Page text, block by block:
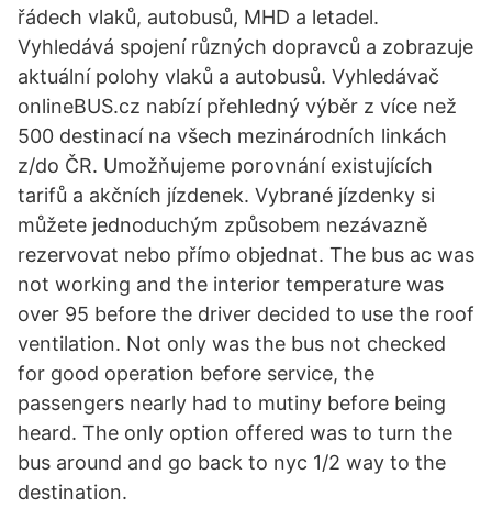
řádech vlaků, autobusů, MHD a letadel.
Vyhledává spojení různých dopravců a zobrazuje
aktuální polohy vlaků a autobusů. Vyhledávač
onlineBUS.cz nabízí přehledný výběr z více než
500 destinací na všech mezinárodních linkách
z/do ČR. Umožňujeme porovnání existujících
tarifů a akčních jízdenek. Vybrané jízdenky si
můžete jednoduchým způsobem nezávazně
rezervovat nebo přímo objednat. The bus ac was
not working and the interior temperature was
over 95 before the driver decided to use the roof
ventilation. Not only was the bus not checked
for good operation before service, the
passengers nearly had to mutiny before being
heard. The only option offered was to turn the
bus around and go back to nyc 1/2 way to the
destination.